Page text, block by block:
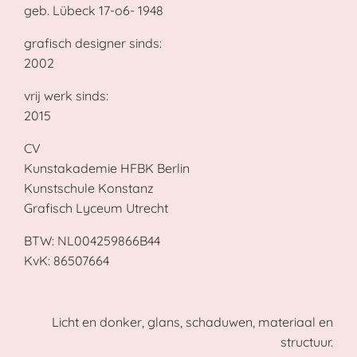
geb. Lübeck 17-o6- 1948
grafisch designer sinds:
2002
vrij werk sinds:
2015
CV
Kunstakademie HFBK Berlin
Kunstschule Konstanz
Grafisch Lyceum Utrecht
BTW: NL004259866B44
KvK: 86507664
Licht en donker, glans, schaduwen, materiaal en
structuur.